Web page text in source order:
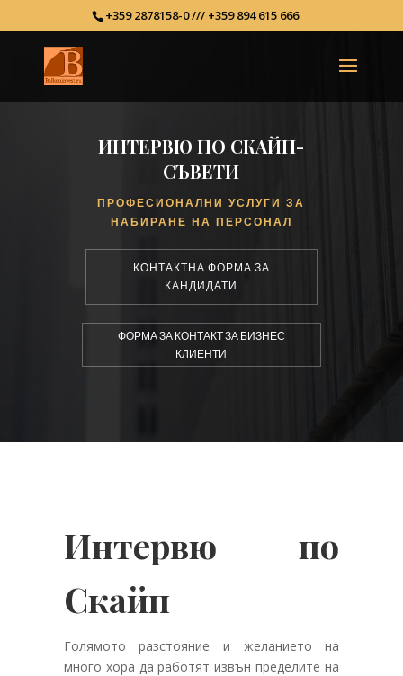
+359 2878158-0 /// +359 894 615 666
ИНТЕРВЮ ПО СКАЙП-
СЪВЕТИ
ПРОФЕСИОНАЛНИ УСЛУГИ ЗА
НАБИРАНЕ НА ПЕРСОНАЛ
КОНТАКТНА ФОРМА ЗА
КАНДИДАТИ
ФОРМА ЗА КОНТАКТ ЗА БИЗНЕС
КЛИЕНТИ
Интервю по
Скайп
Голямото разстояние и желанието на
много хора да работят извън пределите на